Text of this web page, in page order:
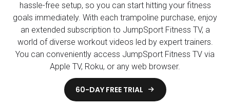
hassle-free setup, so you can start hitting your fitness
goals immediately. With each trampoline purchase, enjoy
an extended subscription to JumpSport Fitness TV, a
world of diverse workout videos led by expert trainers.
You can conveniently access JumpSport Fitness TV via
Apple TV, Roku, or any web browser.
60-DAY FREE TRIAL 